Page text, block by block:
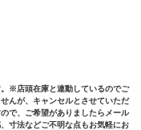
※店頭在庫と連動しているのでご
んが、キャンセルとさせていただ
で、ご希望がありましたらメール
寸法などご不明な点もお気軽にお